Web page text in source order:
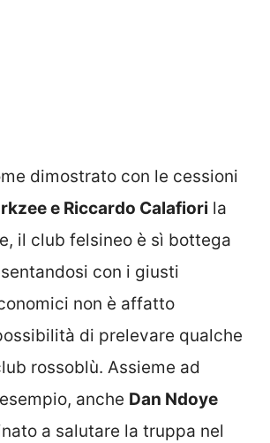
dimostrato con le cessioni
e Riccardo Calafiori la
il club felsineo è sì bottega
con i giusti
non è affatto
di prelevare qualche
rossoblù. Assieme ad
anche Dan Ndoye
a salutare la truppa nel